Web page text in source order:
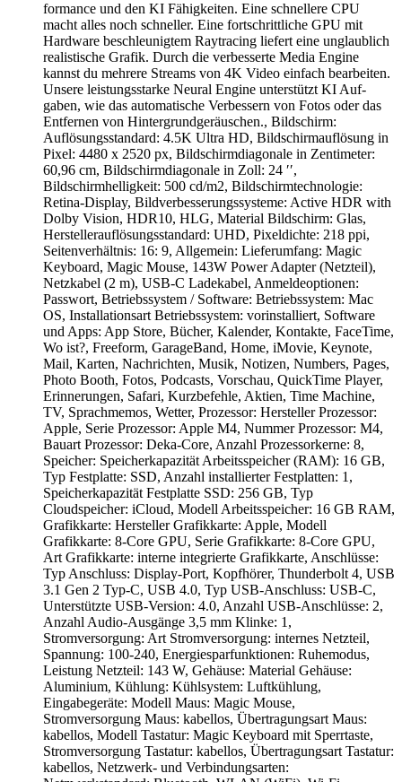
for­mance und den KI Fähig­keiten. Eine schnel­lere CPU
macht alles noch schneller. Eine fort­schritt­liche GPU mit
Hard­ware be­schleunigtem Raytracing liefert eine unglaub­lich
realistische Grafik. Durch die ver­besserte Media Engine
kannst du mehrere Streams von 4K Video ein­fach bear­beiten.
Unsere leistungs­starke Neural Engine unter­stützt KI Auf­
gaben, wie das auto­ma­tische Verbessern von Fotos oder das
Entfernen von Hinter­grund­geräuschen., Bildschirm:
Auflösungsstandard: 4.5K Ultra HD, Bildschirmauflösung in
Pixel: 4480 x 2520 px, Bildschirmdiagonale in Zentimeter:
60,96 cm, Bildschirmdiagonale in Zoll: 24 ′′,
Bildschirmhelligkeit: 500 cd/m2, Bildschirmtechnologie:
Retina-Display, Bildverbesserungssysteme: Active HDR with
Dolby Vision, HDR10, HLG, Material Bildschirm: Glas,
Herstellerauflösungsstandard: UHD, Pixeldichte: 218 ppi,
Seitenverhältnis: 16: 9, Allgemein: Lieferumfang: Magic
Keyboard, Magic Mouse, 143W Power Adapter (Netzteil),
Netzkabel (2 m), USB‐C Ladekabel, Anmeldeoptionen:
Passwort, Betriebssystem / Software: Betriebssystem: Mac
OS, Installationsart Betriebssystem: vorinstalliert, Software
und Apps: App Store, Bücher, Kalender, Kontakte, FaceTime,
Wo ist?, Freeform, GarageBand, Home, iMovie, Keynote,
Mail, Karten, Nachrichten, Musik, Notizen, Numbers, Pages,
Photo Booth, Fotos, Podcasts, Vorschau, QuickTime Player,
Erinnerungen, Safari, Kurzbefehle, Aktien, Time Machine,
TV, Sprachmemos, Wetter, Prozessor: Hersteller Prozessor:
Apple, Serie Prozessor: Apple M4, Nummer Prozessor: M4,
Bauart Prozessor: Deka-Core, Anzahl Prozessorkerne: 8,
Speicher: Speicherkapazität Arbeitsspeicher (RAM): 16 GB,
Typ Festplatte: SSD, Anzahl installierter Festplatten: 1,
Speicherkapazität Festplatte SSD: 256 GB, Typ
Cloudspeicher: iCloud, Modell Arbeitsspeicher: 16 GB RAM,
Grafikkarte: Hersteller Grafikkarte: Apple, Modell
Grafikkarte: 8-Core GPU, Serie Grafikkarte: 8-Core GPU,
Art Grafikkarte: interne integrierte Grafikkarte, Anschlüsse:
Typ Anschluss: Display-Port, Kopfhörer, Thunderbolt 4, USB
3.1 Gen 2 Typ-C, USB 4.0, Typ USB-Anschluss: USB-C,
Unterstützte USB-Version: 4.0, Anzahl USB-Anschlüsse: 2,
Anzahl Audio-Ausgänge 3,5 mm Klinke: 1,
Stromversorgung: Art Stromversorgung: internes Netzteil,
Spannung: 100-240, Energiesparfunktionen: Ruhemodus,
Leistung Netzteil: 143 W, Gehäuse: Material Gehäuse:
Aluminium, Kühlung: Kühlsystem: Luftkühlung,
Eingabegeräte: Modell Maus: Magic Mouse,
Stromversorgung Maus: kabellos, Übertragungsart Maus:
kabellos, Modell Tastatur: Magic Keyboard mit Sperrtaste,
Stromversorgung Tastatur: kabellos, Übertragungsart Tastatur:
kabellos, Netzwerk- und Verbindungsarten: